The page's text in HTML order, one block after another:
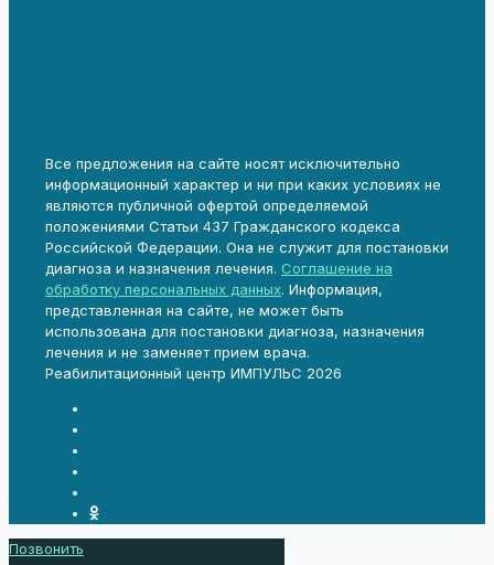
Все предложения на сайте носят исключительно
информационный характер и ни при каких условиях не
являются публичной офертой определяемой
положениями Статьи 437 Гражданского кодекса
Российской Федерации. Она не служит для постановки
диагноза и назначения лечения. Соглашение на
обработку персональных данных. Информация,
представленная на сайте, не может быть
использована для постановки диагноза, назначения
лечения и не заменяет прием врача.
Реабилитационный центр ИМПУЛЬС 2026
Позвонить